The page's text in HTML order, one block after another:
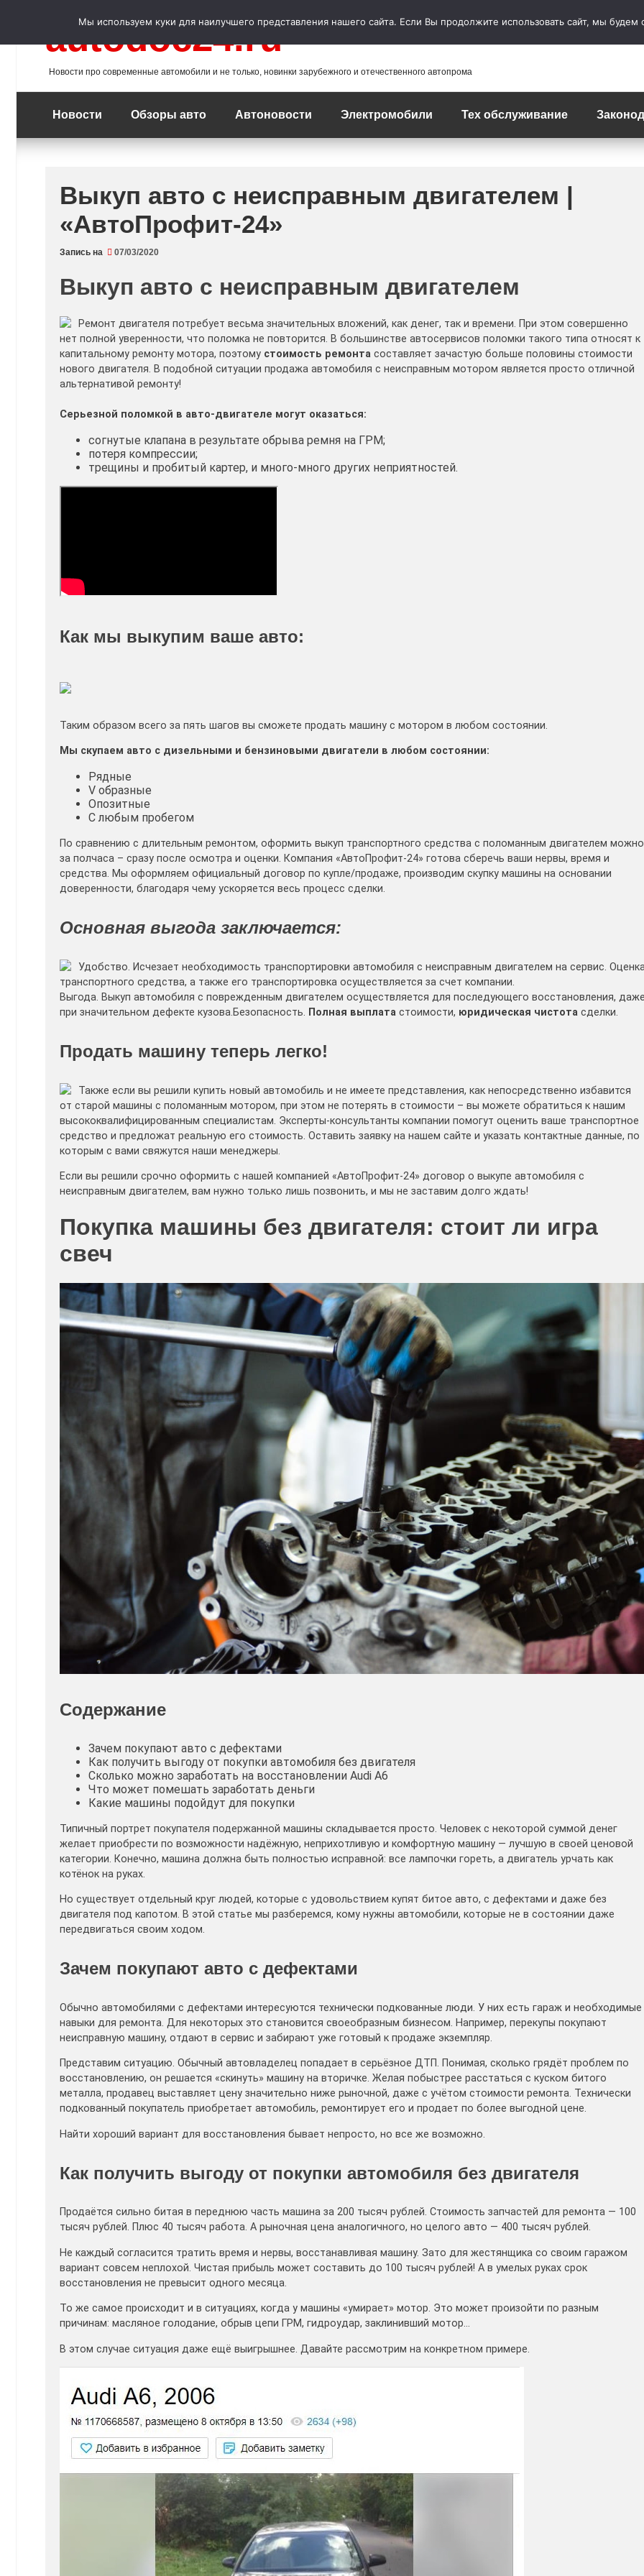
autodoc24.ru
Новости про современные автомобили и не только, новинки зарубежного и отечественного автопрома
Новости Обзоры авто Автоновости Электромобили Тех обслуживание
Выкуп авто с неисправным двигателем |
«АвтоПрофит-24»
Запись на 07/03/2020
Выкуп авто с неисправным двигателем
Ремонт двигателя потребует весьма значительных вложений, как денег, так и времени. При этом совершенно
нет полной уверенности, что поломка не повторится. В большинстве автосервисов поломки такого типа относят к
капитальному ремонту мотора, поэтому стоимость ремонта составляет зачастую больше половины стоимости
нового двигателя. В подобной ситуации продажа автомобиля с неисправным мотором является просто отличной
альтернативой ремонту!
Серьезной поломкой в авто-двигателе могут оказаться:
согнутые клапана в результате обрыва ремня на ГРМ;
потеря компрессии;
трещины и пробитый картер, и много-много других неприятностей.
Как мы выкупим ваше авто:
Таким образом всего за пять шагов вы сможете продать машину с мотором в любом состоянии.
Мы скупаем авто с дизельными и бензиновыми двигатели в любом состоянии:
Рядные
V образные
Опозитные
С любым пробегом
По сравнению с длительным ремонтом, оформить выкуп транспортного средства с поломанным двигателем можно
за полчаса – сразу после осмотра и оценки. Компания «АвтоПрофит-24» готова сберечь ваши нервы, время и
средства. Мы оформляем официальный договор по купле/продаже, производим скупку машины на основании
доверенности, благодаря чему ускоряется весь процесс сделки.
Основная выгода заключается:
Удобство. Исчезает необходимость транспортировки автомобиля с неисправным двигателем на сервис.
транспортного средства, а также его транспортировка осуществляется за счет компании.
Выгода. Выкуп автомобиля с поврежденным двигателем осуществляется для последующего восстановления,
при значительном дефекте кузова.Безопасность. Полная выплата стоимости, юридическая чистота сделки.
Продать машину теперь легко!
Также если вы решили купить новый автомобиль и не имеете представления, как непосредственно избавится
от старой машины с поломанным мотором, при этом не потерять в стоимости – вы можете обратиться к нашим
высококвалифицированным специалистам. Эксперты-консультанты компании помогут оценить ваше транспортное
средство и предложат реальную его стоимость. Оставить заявку на нашем сайте и указать контактные данные, по
которым с вами свяжутся наши менеджеры.
Если вы решили срочно оформить с нашей компанией «АвтоПрофит-24» договор о выкупе автомобиля с
неисправным двигателем, вам нужно только лишь позвонить, и мы не заставим долго ждать!
Покупка машины без двигателя: стоит ли игра
свеч
Содержание
Зачем покупают авто с дефектами
Как получить выгоду от покупки автомобиля без двигателя
Сколько можно заработать на восстановлении Audi A6
Что может помешать заработать деньги
Какие машины подойдут для покупки
Типичный портрет покупателя подержанной машины складывается просто. Человек с некоторой суммой денег
желает приобрести по возможности надёжную, неприхотливую и комфортную машину — лучшую в своей ценовой
категории. Конечно, машина должна быть полностью исправной: все лампочки гореть, а двигатель урчать как
котёнок на руках.
Но существует отдельный круг людей, которые с удовольствием купят битое авто, с дефектами и даже без
двигателя под капотом. В этой статье мы разберемся, кому нужны автомобили, которые не в состоянии даже
передвигаться своим ходом.
Зачем покупают авто с дефектами
Обычно автомобилями с дефектами интересуются технически подкованные люди. У них есть гараж и необходимые
навыки для ремонта. Для некоторых это становится своеобразным бизнесом. Например, перекупы покупают
неисправную машину, отдают в сервис и забирают уже готовый к продаже экземпляр.
Представим ситуацию. Обычный автовладелец попадает в серьёзное ДТП. Понимая, сколько грядёт проблем по
восстановлению, он решается «скинуть» машину на вторичке. Желая побыстрее расстаться с куском битого
металла, продавец выставляет цену значительно ниже рыночной, даже с учётом стоимости ремонта. Технически
подкованный покупатель приобретает автомобиль, ремонтирует его и продает по более выгодной цене.
Найти хороший вариант для восстановления бывает непросто, но все же возможно.
Как получить выгоду от покупки автомобиля без двигателя
Продаётся сильно битая в переднюю часть машина за 200 тысяч рублей. Стоимость запчастей для ремонта — 100
тысяч рублей. Плюс 40 тысяч работа. А рыночная цена аналогичного, но целого авто — 400 тысяч рублей.
Не каждый согласится тратить время и нервы, восстанавливая машину. Зато для жестянщика со своим гаражом
вариант совсем неплохой. Чистая прибыль может составить до 100 тысяч рублей! А в умелых руках срок
восстановления не превысит одного месяца.
То же самое происходит и в ситуациях, когда у машины «умирает» мотор. Это может произойти по разным
причинам: масляное голодание, обрыв цепи ГРМ, гидроудар, заклинивший мотор…
В этом случае ситуация даже ещё выигрышнее. Давайте рассмотрим на конкретном примере.
Мы используем куки для наилучшего представления нашего сайта. Если Вы продолжите использовать сайт, мы будем